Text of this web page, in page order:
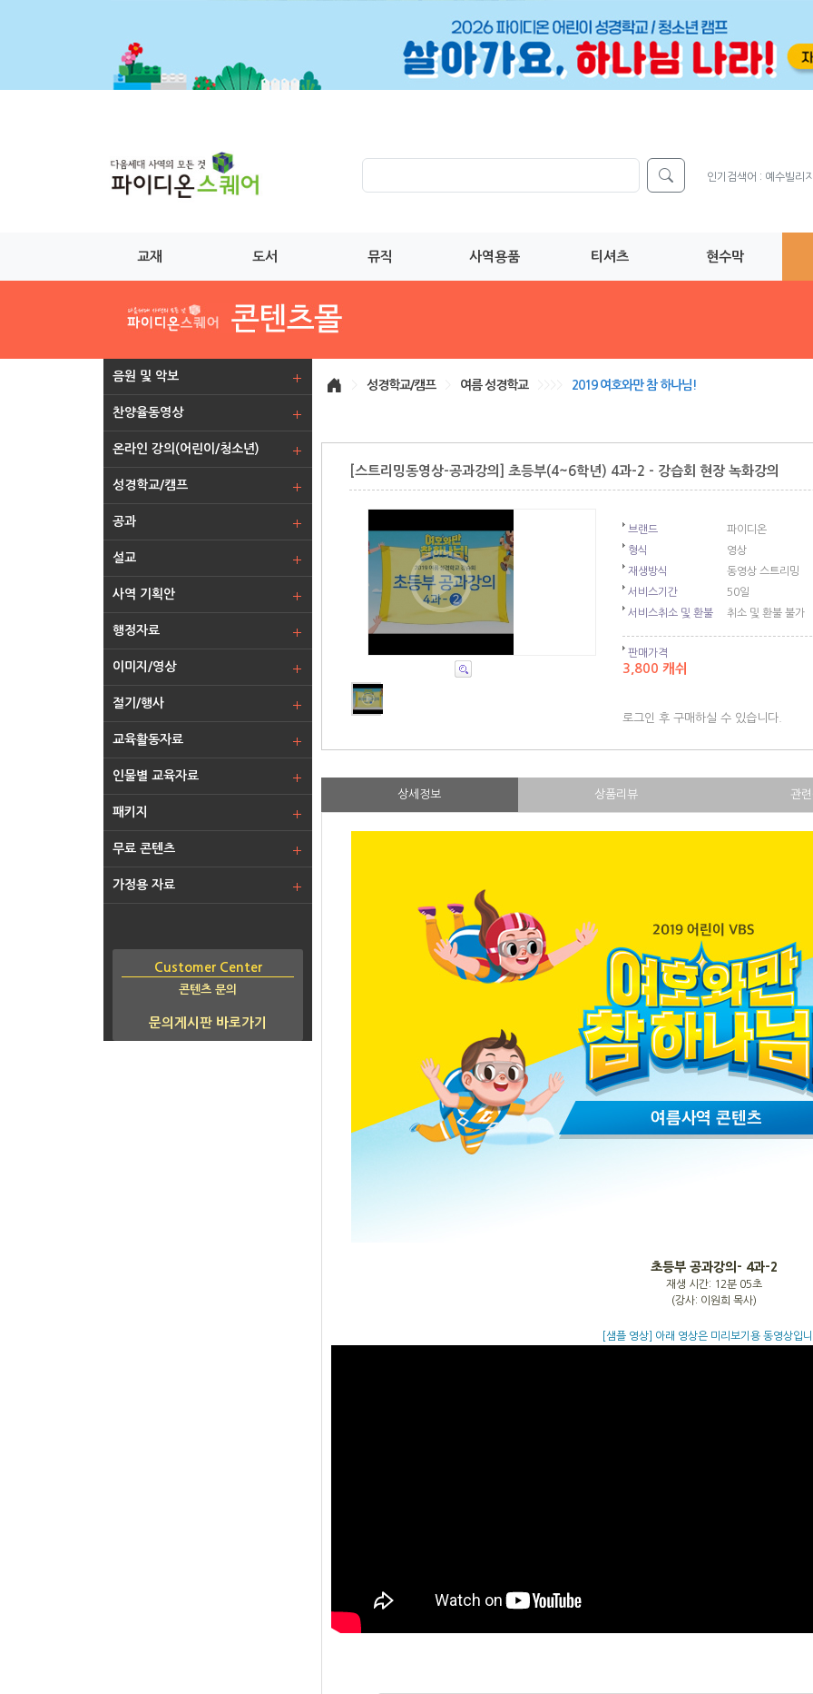
인기검색어 : 예수빌리
교재 도서 뮤직 사역용품 티셔츠 현수막
음원 및 악보
찬양율동영상
온라인 강의(어린이/청소년)
성경학교/캠프
공과
설교
사역 기획안
행정자료
이미지/영상
절기/행사
교육활동자료
인물별 교육자료
패키지
무료 콘텐츠
가정용 자료
Customer Center
콘텐츠 문의
문의게시판 바로가기
성경학교/캠프 여름 성경학교 2019 여호와만 참 하나님!
[스트리밍동영상-공과강의] 초등부(4~6학년) 4과-2 - 강습회 현장 녹화강의
브랜드
파이디온
형식
영상
재생방식
동영상 스트리밍
서비스기간
50일
서비스취소 및 환불
취소 및 환불 불가
판매가격
3,800 캐쉬
로그인 후 구매하실 수 있습니다.
상세정보 상품리뷰 관
초등부 공과강의- 4과-2
재생 시간: 12분 05초
(강사: 이원희 목사)
[샘플 영상] 아래 영상은 미리보기용 동영상입